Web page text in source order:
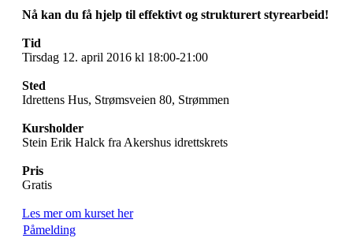
Nå kan du få hjelp til effektivt og strukturert styrearbeid!
Tid
Tirsdag 12. april 2016 kl 18:00-21:00
Sted
Idrettens Hus, Strømsveien 80, Strømmen
Kursholder
Stein Erik Halck fra Akershus idrettskrets
Pris
Gratis
Les mer om kurset her
Påmelding